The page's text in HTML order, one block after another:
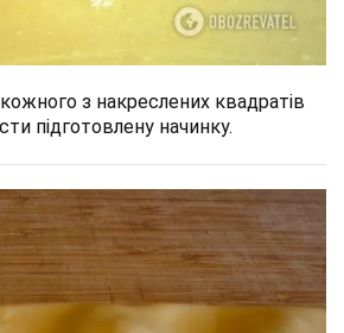
з накреслених квадратів
підготовлену начинку.